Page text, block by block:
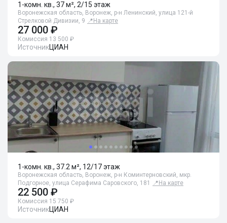
1-комн. кв., 37 м², 2/15 этаж
Воронежская область, Воронеж, р-н Ленинский, улица 121-й
Стрелковой Дивизии, 9 📍 На карте
27 000 ₽
Комиссия 13 500 ₽
ИсточникЦИАН
1-комн. кв., 37.2 м², 12/17 этаж
Воронежская область, Воронеж, р-н Коминтерновский, мкр.
Подгорное, улица Серафима Саровского, 181
📍 На карте
22 500 ₽
Комиссия 15 750 ₽
ИсточникЦИАН